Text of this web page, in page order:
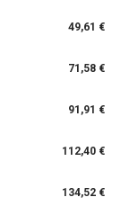
49,61 €
71,58 €
91,91 €
112,40 €
134,52 €